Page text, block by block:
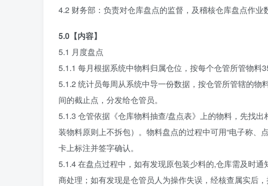
4.2 财务部：负责对仓库盘点的监督，及稽核仓库盘点作业
5.0【内容】
5.1 月度盘点
5.1.1 每月根据系统中物料归属仓位，按每个仓管所管物料
5.1.2 统计员每周从系统中导一份数据，按仓管所管辖的
间的截止点，分发给仓管员。
5.1.3 仓管依据《仓库物料抽查/盘点表》上的物料，先找
装物料原则上不拆包）。物料盘点的过程中可用“电子称、
卡上标注并签字确认。
5.1.4 在盘点过程中，如有发现原包装少料的,仓库需及时
商处理；如有发现是仓管员人为操作失误，经核查属实后